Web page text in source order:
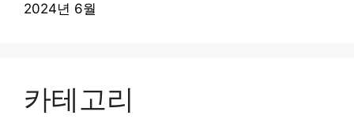
2024년 6월
카테고리